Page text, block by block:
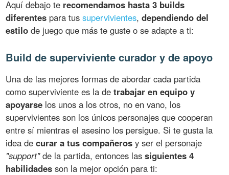
Aquí debajo te recomendamos hasta 3 builds
diferentes para tussupervivientes,dependiendo del
estilo de juego que más te guste o se adapte a ti:
Build de superviviente curador y de apoyo
Una de las mejores formas de abordar cada partida
como superviviente es la detrabajar en equipo y
apoyarse los unos a los otros, no en vano, los
supervivientes son los únicos personajes que cooperan
entre sí mientras el asesino los persigue. Si te gusta la
idea decurar a tus compañeros y ser el personaje
"support"de la partida, entonces lassiguientes 4
habilidades son la mejor opción para ti: